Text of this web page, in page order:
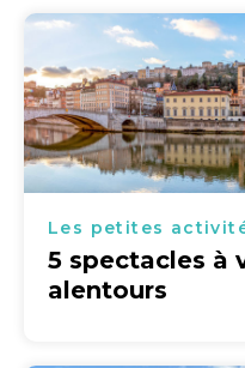
Les petites
5 spectacles à
alentours